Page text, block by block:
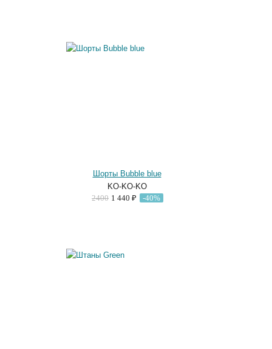
Шорты Bubble blue
KO-KO-KO
2400 1 440 ₽ -40%